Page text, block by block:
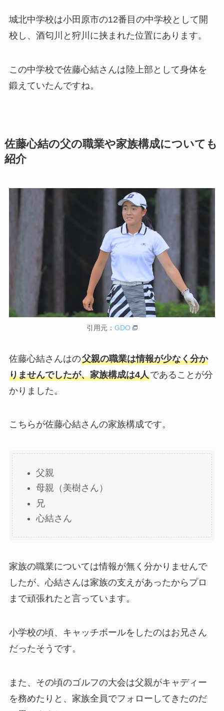
城北中学校は小田原市の12番目の中学校として開
校し、酒匂川と狩川に挟まれた位置にあります。
この中学校で佐藤心結さんは陸上部として身体を
鍛えていたんですね。
佐藤心結の父の職業や家族構成についても
紹介
引用元： GDO
佐藤心結さんはの父親の職業は情報が少なく分か
りませんでしたが、家族構成は4人であることが分
かりました。
こちらが佐藤心結さんの家族構成です。
父親
母親（美樹さん）
兄
心結さん
家族の職業については情報が無く分かりませんで
したが、心結さんは家族の支えがあったからプロ
まで頑張れたと言っています。
小学校の頃、キャッチボールをしたのはお兄さん
だったそうです。
また、その頃のゴルフの大会は父親がキャディー
を務めたりと、家族全員でフォローしてきたのだ